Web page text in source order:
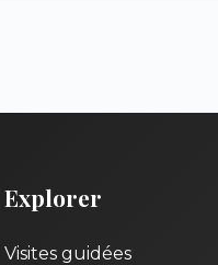
Explorer
Visites guidées